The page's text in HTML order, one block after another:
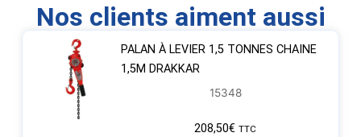
Nos clients aiment aussi
PALAN À LEVIER 1,5 TONNES CHAINE
1,5M DRAKKAR
15348
208,50€ TTC